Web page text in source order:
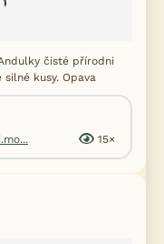
čisté přírodni
kusy. Opava
15×